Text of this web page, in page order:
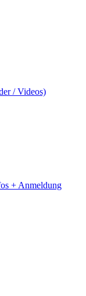
/ Videos)
+ Anmeldung